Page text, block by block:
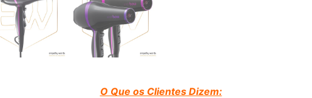
O Que os Clientes Dizem: